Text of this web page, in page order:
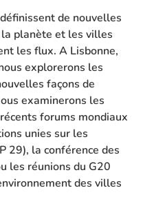
de nouvelles
planète et les villes
les flux. A Lisbonne,
explorerons les
façons de
examinerons les
forums mondiaux
unies sur les
29), la conférence des
les réunions du G20
des villes